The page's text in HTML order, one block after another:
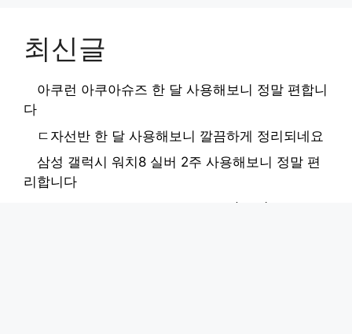
최신글
아쿠런 아쿠아슈즈 한 달 사용해보니 정말 편합니
다
ㄷ자선반 한 달 사용해보니 깔끔하게 정리되네요
삼성 갤럭시 워치8 실버 2주 사용해보니 정말 편
리합니다
노아 3중 데일리 일회용 마스크 L(대형) 300개